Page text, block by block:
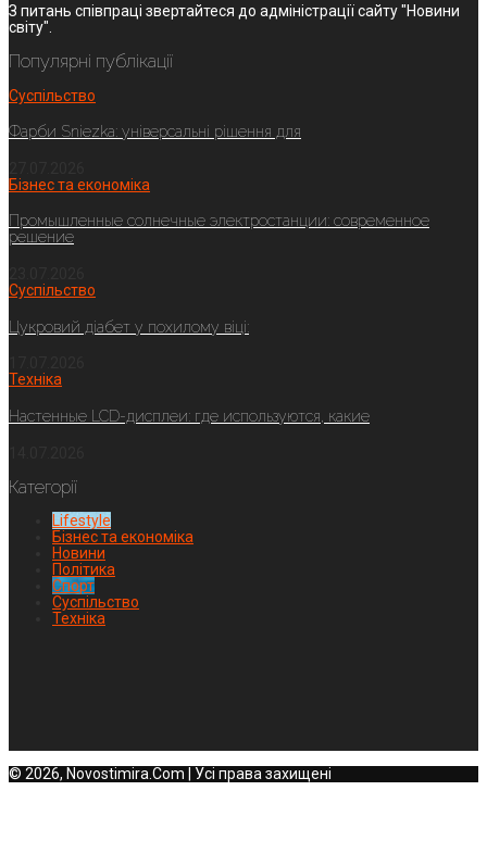
З питань співпраці звертайтеся до адміністрації сайту "Новини
світу".
Популярні публікації
Суспільство
Фарби Sniezka: універсальні рішення для
Бізнес та економіка
Промышленные солнечные электростанции: современное
решение
Суспільство
Цукровий діабет у похилому віці:
Техніка
Настенные LCD-дисплеи: где используются, какие
Категорії
Lifestyle
Бізнес та економіка
Новини
Політика
Спорт
Суспільство
Техніка
© 2026, Novostimira.Com | Усі права захищені